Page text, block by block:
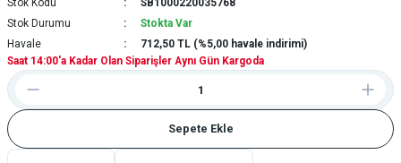
Stok Kodu
SB1000220035768
Stok Durumu
Stokta Var
Havale
712,50 TL (%5,00 havale indirimi)
Saat 14:00'a Kadar Olan Siparişler Aynı Gün Kargoda
Sepete Ekle